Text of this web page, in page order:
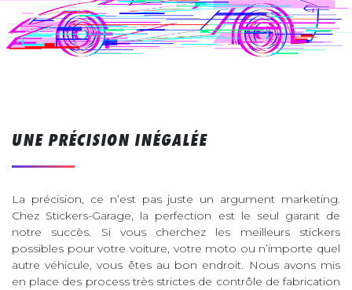
UNE PRÉCISION INÉGALÉE
La précision, ce n’est pas juste un argument marketing.
Chez Stickers-Garage, la perfection est le seul garant de
notre succès. Si vous cherchez les meilleurs stickers
possibles pour votre voiture, votre moto ou n’importe quel
autre véhicule, vous êtes au bon endroit. Nous avons mis
en place des process très strictes de contrôle de fabrication